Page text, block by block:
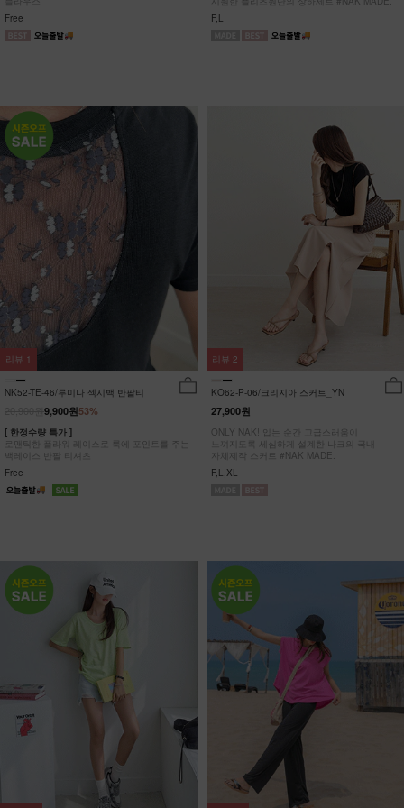
Free
F,L
NK52-TE-46/루미나 섹시백 반팔티
53%
9,900원
[ 한정수량 특가 ]
로맨틱한 플라워 레이스로 룩에 포인트를 주는
백레이스 반팔 티셔츠
Free
리뷰 1
KO62-P-06/크리지아 스커트_YN
27,900원
ONLY NAK! 입는 순간 고급스러움이
느껴지도록 세심하게 설계한 나크의 국내
자체제작 스커트 #NAK MADE.
F,L,XL
리뷰 2